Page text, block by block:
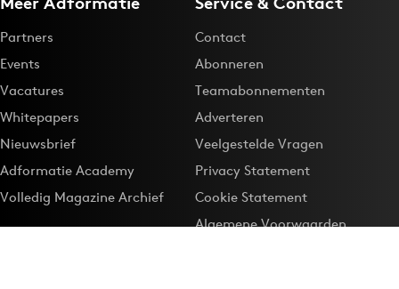
Partners
Events
Vacatures
Whitepapers
Nieuwsbrief
Adformatie Academy
Volledig Magazine Archief
Contact
Abonneren
Teamabonnementen
Adverteren
Veelgestelde Vragen
Privacy Statement
Cookie Statement
Algemene Voorwaarden